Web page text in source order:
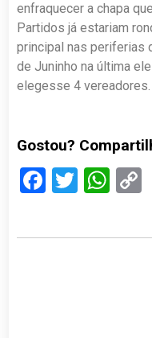
enfraquecer a chapa
Partidos já estariam
principal nas periferias
de Juninho na última
elegesse 4 vereadores.
Gostou?
Facebook
Twitter